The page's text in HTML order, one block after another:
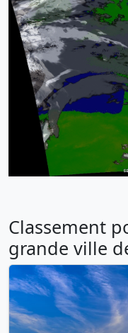
Classement
grande ville